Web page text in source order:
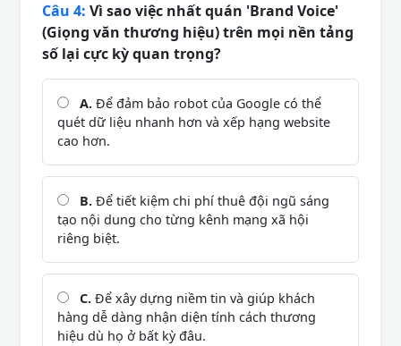
Câu 4: Vì sao việc nhất quán 'Brand Voice'
(Giọng văn thương hiệu) trên mọi nền tảng
số lại cực kỳ quan trọng?
A. Để đảm bảo robot của Google có thể
quét dữ liệu nhanh hơn và xếp hạng website
cao hơn.
B. Để tiết kiệm chi phí thuê đội ngũ sáng
tạo nội dung cho từng kênh mạng xã hội
riêng biệt.
C. Để xây dựng niềm tin và giúp khách
hàng dễ dàng nhận diện tính cách thương
hiệu dù họ ở bất kỳ đâu.